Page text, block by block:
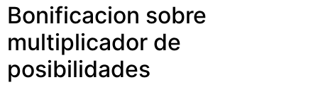
Bonificacion sobre
multiplicador de
posibilidades